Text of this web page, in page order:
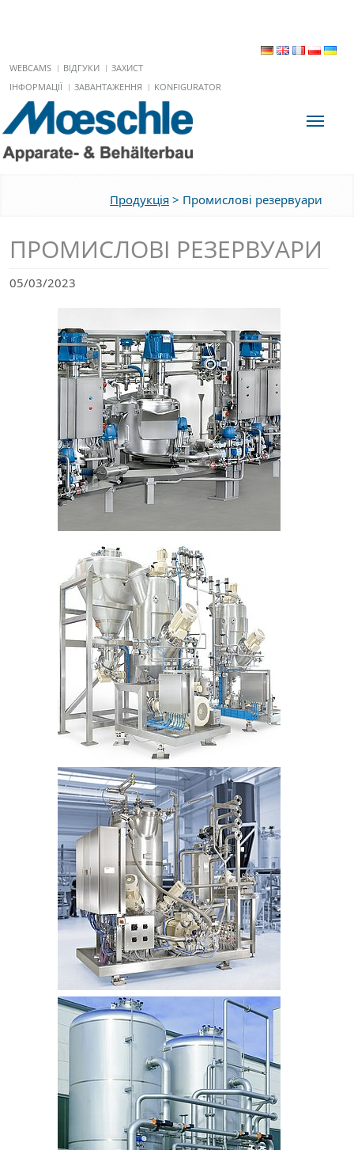
WEBCAMS ВІДГУКИ
ЗАХИСТ
ІНФОРМАЦІЇ
ЗАВАНТАЖЕННЯ KONFIGURATOR
Продукція > Промислові резервуари
ПРОМИСЛОВІ РЕЗЕРВУАРИ
05/03/2023